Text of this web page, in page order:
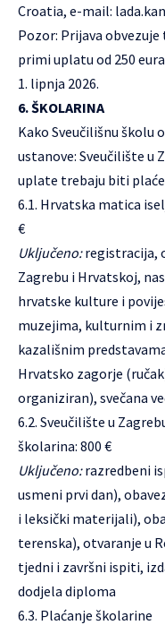
Croatia, e-mail:
Pozor: Prijava
primi uplatu od 250
1. lipnja 2026.
6. ŠKOLARINA
Kako Sveučilišnu školu
ustanove: Sveučilište u
uplate trebaju biti
6.1. Hrvatska matica
€
Uključeno:registracija,
Zagrebu i Hrvatskoj,
hrvatske kulture i
muzejima, kulturnim i
kazališnim
Hrvatsko zagorje
organiziran), svečana
6.2. Sveučilište u
školarina: 800 €
Uključeno:razredbeni
usmeni prvi dan),
i leksički materijali),
terenska), otvaranje u
tjedni i završni ispiti,
dodjela diploma
6.3. Plaćanje školarine